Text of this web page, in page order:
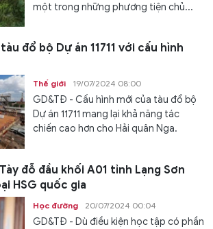
một trong những phương tiện chủ...
đổ bộ Dự án 11711 với cấu hình
Thế giới 19/07/2024 08:00
GD&TĐ - Cấu hình mới của tàu đổ bộ
Dự án 11711 mang lại khả năng tác
chiến cao hơn cho Hải quân Nga.
đỗ đầu khối A01 tỉnh Lạng Sơn
HSG quốc gia
Học đường 20/07/2024 00:04
GD&TĐ - Dù điều kiện học tập có phần